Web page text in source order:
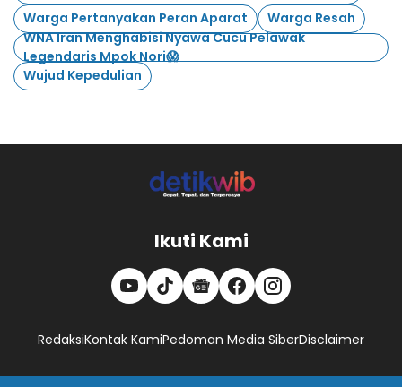
Warga Pertanyakan Peran Aparat
Warga Resah
WNA Iran Menghabisi Nyawa Cucu Pelawak
Legendaris Mpok Nori😱
Wujud Kepedulian
Ikuti Kami
RedaksiKontak KamiPedoman Media SiberDisclaimer